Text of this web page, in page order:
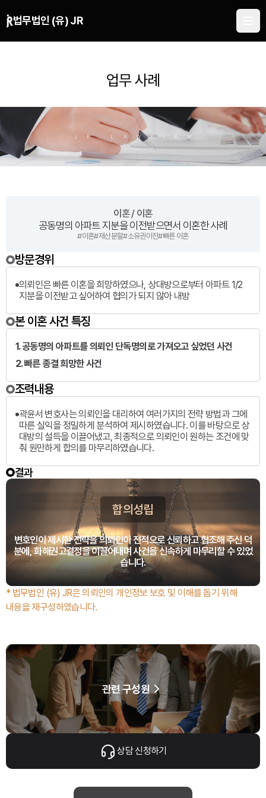
법무법인 (유) JR
업무 사례
이혼 / 이혼
공동명의 아파트 지분을 이전받으면서 이혼한 사례
#이혼#재산분할#소유권이전#빠른 이혼
방문경위
의뢰인은 빠른 이혼을 희망하였으나, 상대방으로부터 아파트 1/2
지분을 이전받고 싶어하여 협의가 되지 않아 내방
본 이혼 사건 특징
1. 공동명의 아파트를 의뢰인 단독명의로 가져오고 싶었던 사건
2. 빠른 종결 희망한 사건
조력내용
곽윤서 변호사는 의뢰인을 대리하여 여러가지의 전략 방법과 그에
따른 실익을 정밀하게 분석하여 제시하였습니다. 이를 바탕으로 상
대방의 설득을 이끌어냈고, 최종적으로 의뢰인이 원하는 조건에 맞
춰 원만하게 합의를 마무리하였습니다.
결과
합의성립
변호인이 제시한 전략을 의뢰인이 전적으로 신뢰하고 협조해 주신 덕
분에, 화해권고결정을 이끌어내며 사건을 신속하게 마무리할 수 있었
습니다.
* 법무법인 (유) JR은 의뢰인의 개인정보 보호 및 이해를 돕기 위해
내용을 재구성하였습니다.
관련 구성원
상담 신청하기